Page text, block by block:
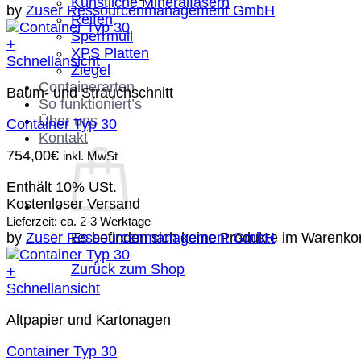
Reifen
Sperrmüll
XPS Platten
Ziegel
Containerarten
So funktioniert’s
Über uns
Kontakt
Es befinden sich keine Produkte im
Zurück zum Shop
by Zuser Ressourcenmanagement GmbH
+
Schnellansicht
Baum- und Strauchschnitt
Container Typ 30
754,00€ inkl. MwSt
Enthält 10% USt.
Kostenloser Versand
Lieferzeit: ca. 2-3 Werktage
by Zuser Ressourcenmanagement GmbH
+
Schnellansicht
Altpapier und Kartonagen
Container Typ 30